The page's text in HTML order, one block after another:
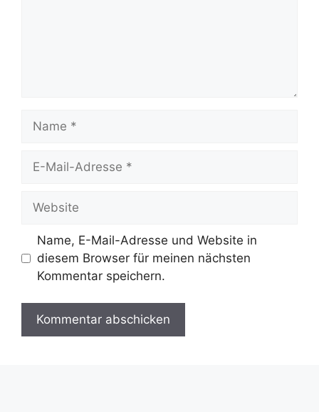
Mail-
Name, E-Mail-Adresse und Website in
diesem Browser für meinen nächsten
Kommentar speichern.